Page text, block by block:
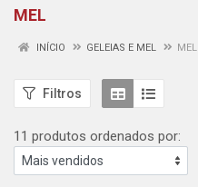
MEL
INÍCIO GELEIAS E MEL MEL
Filtros
11 produtos ordenados por: